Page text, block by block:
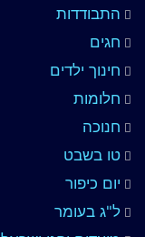
התבודדות
חגים
חינוך ילדים
חלומות
חנוכה
טו בשבט
יום כיפור
ל"ג בעומר